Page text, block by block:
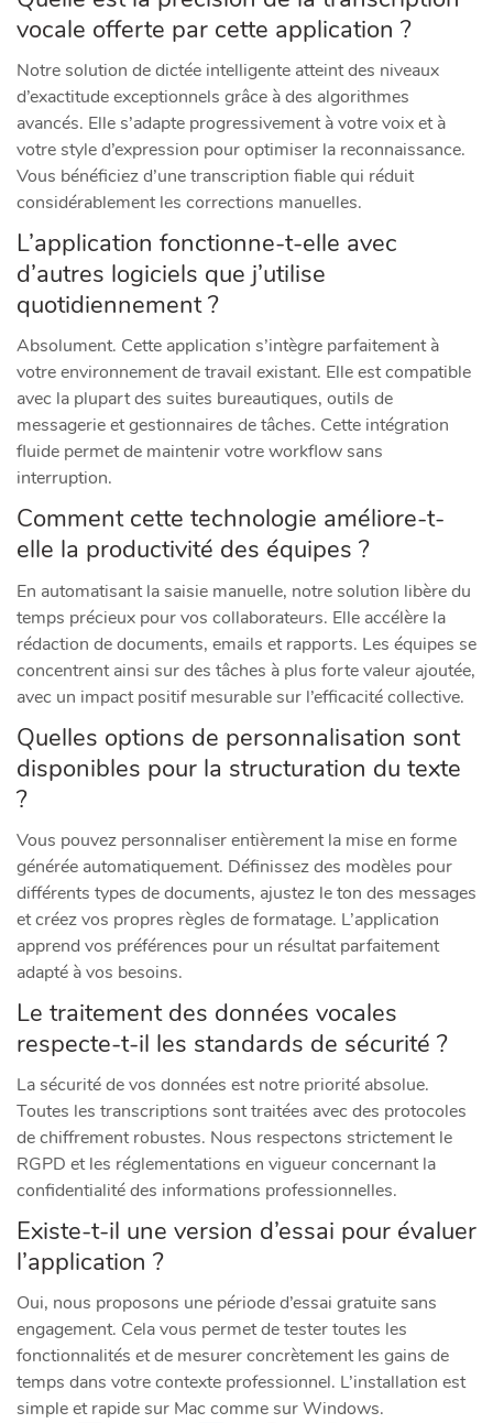
vocale offerte par cette application ?
Notre solution de dictée intelligente atteint des niveaux
d’exactitude exceptionnels grâce à des algorithmes
avancés. Elle s’adapte progressivement à votre voix et à
votre style d’expression pour optimiser la reconnaissance.
Vous bénéficiez d’une transcription fiable qui réduit
considérablement les corrections manuelles.
L’application fonctionne-t-elle avec
d’autres logiciels que j’utilise
quotidiennement ?
Absolument. Cette application s’intègre parfaitement à
votre environnement de travail existant. Elle est compatible
avec la plupart des suites bureautiques, outils de
messagerie et gestionnaires de tâches. Cette intégration
fluide permet de maintenir votre workflow sans
interruption.
Comment cette technologie améliore-t-
elle la productivité des équipes ?
En automatisant la saisie manuelle, notre solution libère du
temps précieux pour vos collaborateurs. Elle accélère la
rédaction de documents, emails et rapports. Les équipes se
concentrent ainsi sur des tâches à plus forte valeur ajoutée,
avec un impact positif mesurable sur l’efficacité collective.
Quelles options de personnalisation sont
disponibles pour la structuration du texte
?
Vous pouvez personnaliser entièrement la mise en forme
générée automatiquement. Définissez des modèles pour
différents types de documents, ajustez le ton des messages
et créez vos propres règles de formatage. L’application
apprend vos préférences pour un résultat parfaitement
adapté à vos besoins.
Le traitement des données vocales
respecte-t-il les standards de sécurité ?
La sécurité de vos données est notre priorité absolue.
Toutes les transcriptions sont traitées avec des protocoles
de chiffrement robustes. Nous respectons strictement le
RGPD et les réglementations en vigueur concernant la
confidentialité des informations professionnelles.
Existe-t-il une version d’essai pour évaluer
l’application ?
Oui, nous proposons une période d’essai gratuite sans
engagement. Cela vous permet de tester toutes les
fonctionnalités et de mesurer concrètement les gains de
temps dans votre contexte professionnel. L’installation est
simple et rapide sur Mac comme sur Windows.